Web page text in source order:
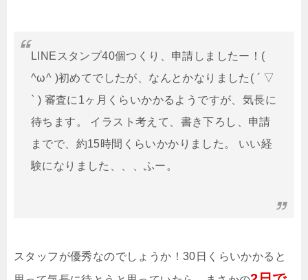
LINEスタンプ40個つくり、申請しましたー！(
^ω^ )初めてでしたが、なんとかなりました( ´ ▽
` ) 審査に1ヶ月くらいかかるようですが、気長に
待ちます。 イラスト考えて、書き下ろし、申請
までで、約15時間くらいかかりました。 いい経
験になりました、、、ふー。
スタッフが優秀なのでしょうか！30日くらいかかると